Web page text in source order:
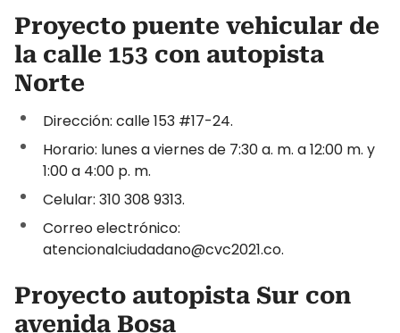
Proyecto puente vehicular de
la calle 153 con autopista
Norte
Dirección: calle 153 #17-24.
Horario: lunes a viernes de 7:30 a. m. a 12:00 m. y
1:00 a 4:00 p. m.
Celular: 310 308 9313.
Correo electrónico:
atencionalciudadano@cvc2021.co.
Proyecto autopista Sur con
avenida Bosa